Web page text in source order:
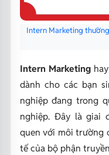
Intern Marketing
Intern Marketinghay
dành cho các bạn
nghiệp đang trong
nghiệp. Đây là giai
quen với môi trường
tế của bộ phận